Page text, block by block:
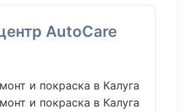
AutoCare
и покраска в Калуга
и покраска в Калуга